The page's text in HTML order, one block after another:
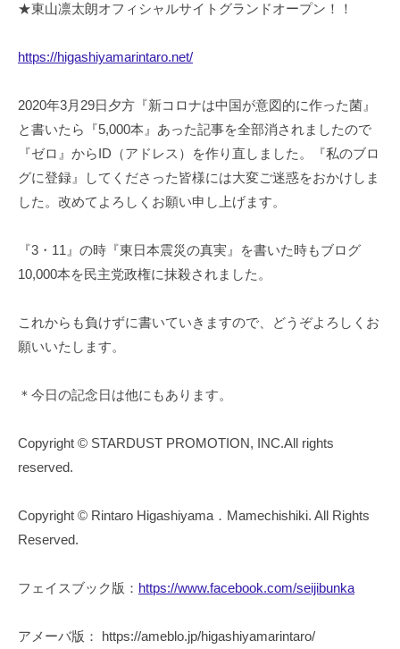
★東山凛太朗オフィシャルサイトグランドオープン！！
https://higashiyamarintaro.net/
2020年3月29日夕方『新コロナは中国が意図的に作った菌』
と書いたら『5,000本』あった記事を全部消されましたので
『ゼロ』からID（アドレス）を作り直しました。『私のブロ
グに登録』してくださった皆様には大変ご迷惑をおかけしま
した。改めてよろしくお願い申し上げます。
『3・11』の時『東日本震災の真実』を書いた時もブログ
10,000本を民主党政権に抹殺されました。
これからも負けずに書いていきますので、どうぞよろしくお
願いいたします。
＊今日の記念日は他にもあります。
Copyright © STARDUST PROMOTION, INC.All rights
reserved.
Copyright © Rintaro Higashiyama．Mamechishiki. All Rights
Reserved.
フェイスブック版： https://www.facebook.com/seijibunka
アメーバ版： https://ameblo.jp/higashiyamarintaro/